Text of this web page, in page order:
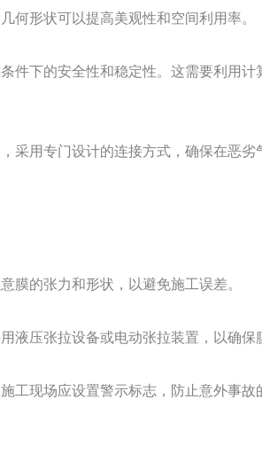
何形状可以提高美观性和空间利用率。
件下的安全性和稳定性。这需要利用计
采用专门设计的连接方式，确保在恶
膜的张力和形状，以避免施工误差。
压张拉设备或电动张拉装置，以确保
工现场应设置警示标志，防止意外事故